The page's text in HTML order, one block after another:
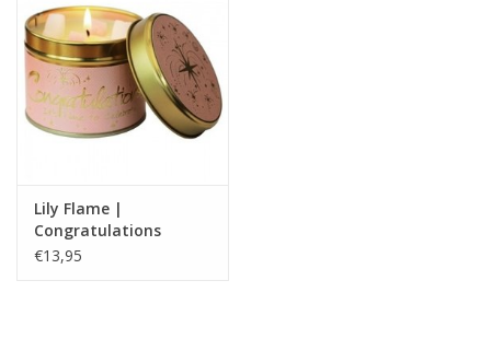
Huisparfums
Sale
Merken
Lily Flame |
Congratulations
€13,95